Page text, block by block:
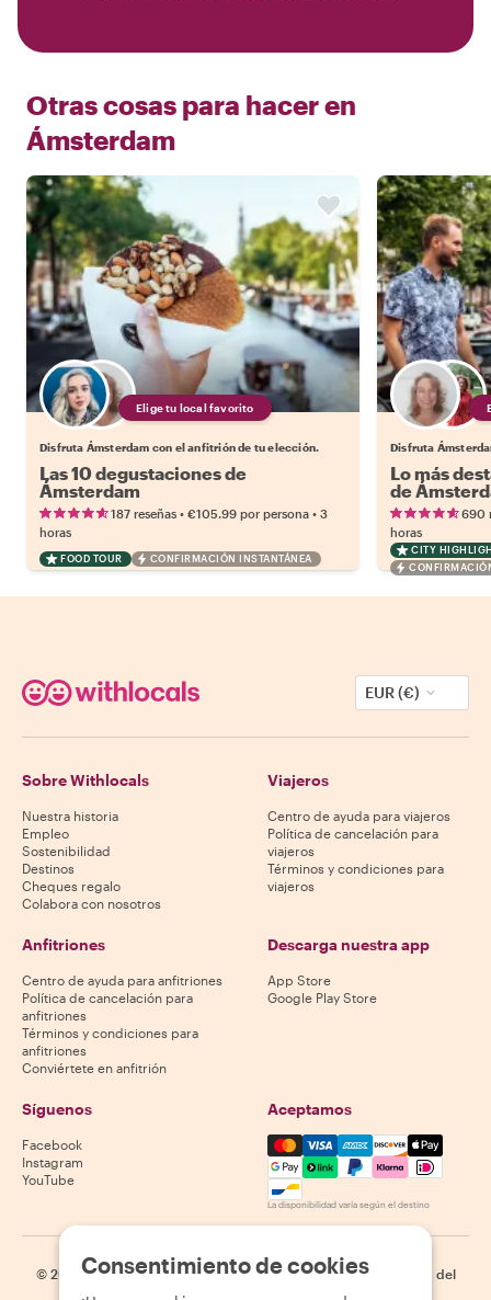
Otras cosas para hacer en
Ámsterdam
Elige tu local favorito
Disfruta Ámsterdam con el anfitrión de tu elección.
Las 10 degustaciones de
Ámsterdam
187 reseñas • €105.99 por persona • 3
horas
FOOD TOUR CONFIRMACIÓN INSTANTÁNEA
Disfruta
Lo más
de
690
horas
CITY
EUR (€)
Sobre Withlocals
Nuestra historia
Empleo
Sostenibilidad
Destinos
Cheques regalo
Colabora con nosotros
Viajeros
Centro de ayuda para viajeros
Política de cancelación para
viajeros
Términos y condiciones para
viajeros
Anfitriones
Centro de ayuda para anfitriones
Política de cancelación para
anfitriones
Términos y condiciones para
anfitriones
Conviértete en anfitrión
Descarga nuestra app
App Store
Google Play Store
Síguenos
Facebook
Instagram
YouTube
Aceptamos
Mastercard, Visa, Amex,
La disponibilidad varía según el destino
© 2026 Withlocals.com | Política de privacidad | Cookies
Mapa del
Consentimiento de cookies